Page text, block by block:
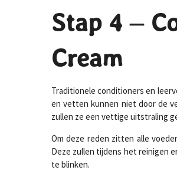
Stap 4 –
Cream
Traditionele conditioners en
en vetten kunnen niet door de
zullen ze een vettige uitstraling
Om deze reden zitten alle
Deze zullen tijdens het reinigen
te blinken.